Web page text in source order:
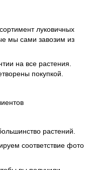
луковичных
мы сами завозим из
на все растения.
покупкой.
растений.
соответствие фото